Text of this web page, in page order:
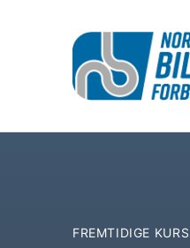
FREMTIDIGE KURS